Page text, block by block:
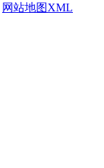
网站地图XML